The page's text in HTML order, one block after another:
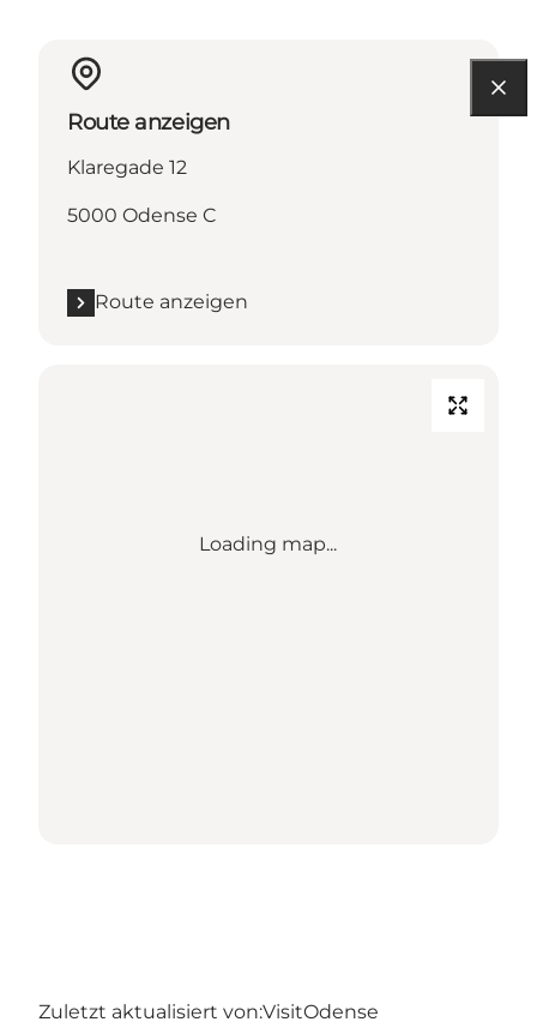
Route anzeigen
Klaregade 12
5000 Odense C
Route anzeigen
Loading map...
Zuletzt aktualisiert von:VisitOdense